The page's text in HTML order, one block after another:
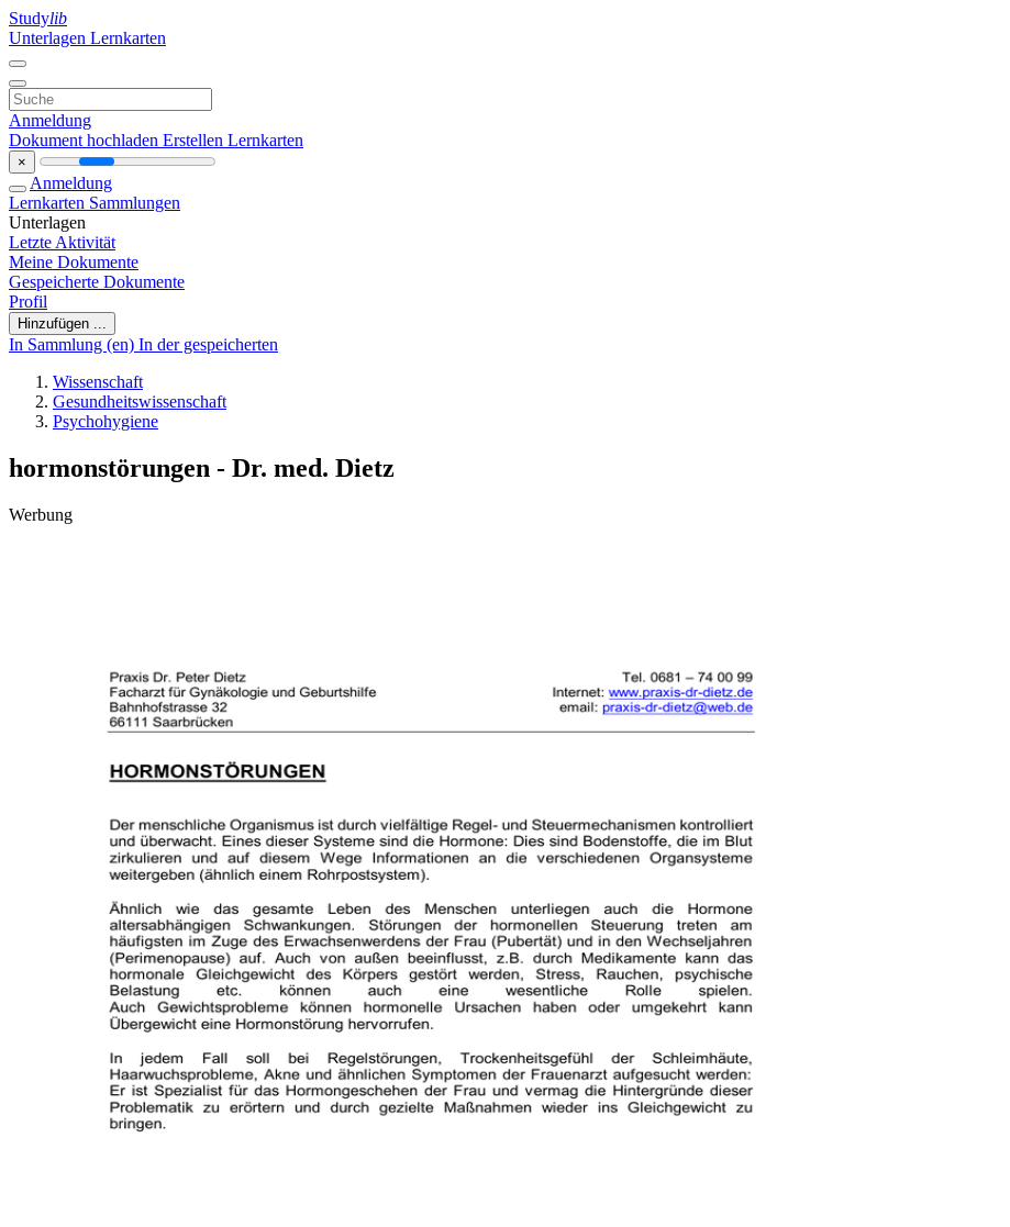
Studylib
Unterlagen Lernkarten
Anmeldung
Dokument hochladen Erstellen Lernkarten
×
Anmeldung
Lernkarten Sammlungen
Unterlagen
Letzte Aktivität
Meine Dokumente
Gespeicherte Dokumente
Profil
Hinzufügen ...
In Sammlung (en) In der gespeicherten
Wissenschaft
Gesundheitswissenschaft
Psychohygiene
hormonstörungen - Dr. med. Dietz
Werbung